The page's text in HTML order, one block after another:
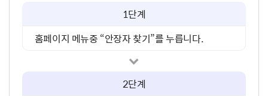
1단계
홈페이지 메뉴중 “안장자 찾기”를 누릅니다.
2단계